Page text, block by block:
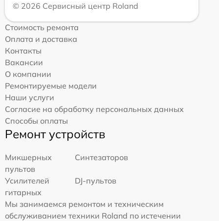
© 2026 Сервисный центр Roland
Стоимость ремонта
Оплата и доставка
Контакты
Вакансии
О компании
Ремонтируемые модели
Наши услуги
Согласие на обработку персональных данных
Способы оплаты
Ремонт устройств
Микшерных
пультов
Синтезаторов
Усилителей
гитарных
DJ-пультов
Мы занимаемся ремонтом и техническим
обслуживанием техники Roland по истечении